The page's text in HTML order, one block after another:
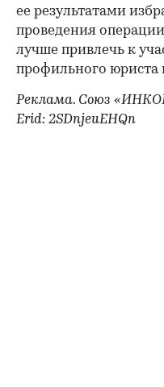
ее результатами
проведения
лучше привлечь к
профильного юриста
Реклама. Союз
Erid: 2SDnjeuEHQn